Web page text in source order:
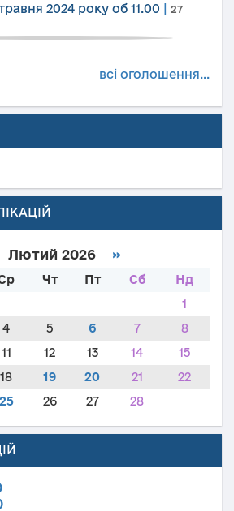
2024 року об 11.00
27
всі оголошення...
Лютий 2026 »
Чт Пт Сб
Нд
1
4 5 6 7
8
11 12 13 14
15
18 19 20 21
22
25 26 27 28